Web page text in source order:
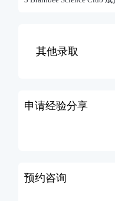
其他录取
申请经验分享
预约咨询